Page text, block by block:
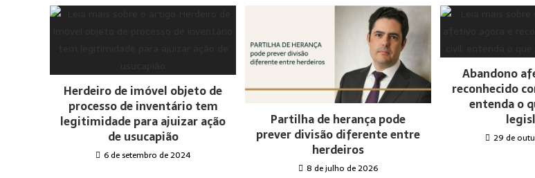
Herdeiro de imóvel objeto de
processo de inventário tem
legitimidade para ajuizar ação
de usucapião
6 de setembro de 2024
Partilha de herança pode
prever divisão diferente entre
herdeiros
8 de julho de 2026
Abandono
reconhecido
entenda o
29 de